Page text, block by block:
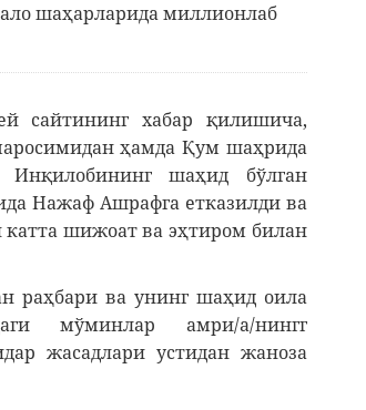
шаҳарларида миллионлаб
сайтининг хабар қилишича,
ҳамда Қум шаҳрида
шаҳид бўлган
Нажаф Ашрафга етказилди ва
шижоат ва эҳтиром билан
раҳбари ва унинг шаҳид оила
мўминлар амри/а/нингг
жасадлари устидан жаноза